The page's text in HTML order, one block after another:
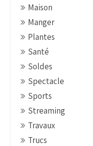
Maison
Manger
Plantes
Santé
Soldes
Spectacle
Sports
Streaming
Travaux
Trucs